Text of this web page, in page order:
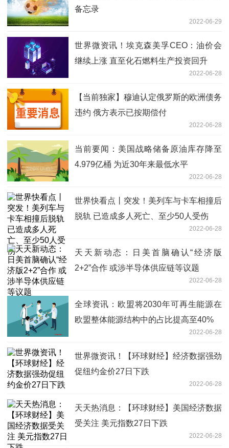
备忘录
2022-06-29
世界微资讯！埃克森美孚CEO：油价会
继续上涨 直至化石燃料生产投资回升
2022-06-28
【当前独家】穆迪认定俄罗斯的欧洲债务
违约 俄方表示已按期偿付
2022-06-28
当前要闻：美国战略储备原油库存降至
4.979亿桶 为近30年来最低水平
2022-06-28
世界快看点丨突发！美列车与卡车相撞后
脱轨 已造成多人死亡、至少50人受伤
2022-06-28
天天新动态：日美首脑确认“经济版
2+2”合作 或涉半导体供应链等议题
2022-06-28
全球资讯：欧盟将2030年可再生能源在
欧盟整体能源结构中的占比提高至40%
2022-06-28
世界微资讯！【环球财经】经济数据强劲
促纽约金价27日下跌
2022-06-28
天天热消息：【环球财经】美国经济数据
受关注 美元指数27日下跌
2022-06-28